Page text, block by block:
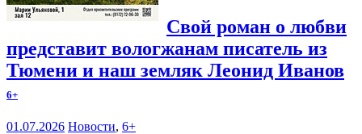
Свой роман о любви
представит вологжанам писатель из
Тюмени и наш земляк Леонид Иванов
6+
01.07.2026 Новости, 6+